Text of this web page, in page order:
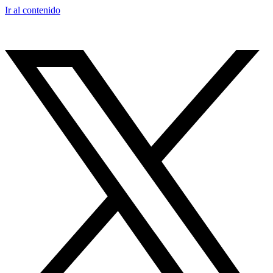
Ir al contenido